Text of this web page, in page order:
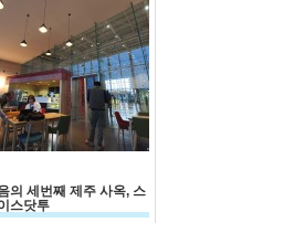
의 세번째 제주 사옥, 스
스닷투